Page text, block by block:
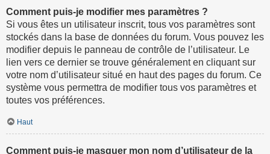
Comment puis-je modifier mes paramètres ?
Si vous êtes un utilisateur inscrit, tous vos paramètres sont
stockés dans la base de données du forum. Vous pouvez les
modifier depuis le panneau de contrôle de l’utilisateur. Le
lien vers ce dernier se trouve généralement en cliquant sur
votre nom d’utilisateur situé en haut des pages du forum. Ce
système vous permettra de modifier tous vos paramètres et
toutes vos préférences.
Haut
Comment puis-je masquer mon nom d’utilisateur de la